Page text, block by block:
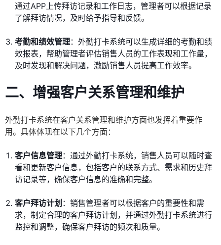
通过APP上传拜访记录和工作日志，管理者可以根据记录
了解拜访情况，及时给予指导和反馈。
考勤和绩效管理：外勤打卡系统可以生成详细的考勤和绩
效报表，帮助管理者评估销售人员的工作表现和工作量，
及时发现和解决问题，激励销售人员提高工作效率。
二、增强客户关系管理和维护
外勤打卡系统在客户关系管理和维护方面也发挥着重要作
用。具体体现在以下几个方面：
客户信息管理：通过外勤打卡系统，销售人员可以随时查
看和更新客户信息，包括客户的联系方式、需求和历史拜
访记录等，确保客户信息的准确和完整。
客户拜访计划 ：销售管理者可以根据客户的重要性和需
求，制定合理的客户拜访计划，并通过外勤打卡系统进行
监控和调整，确保客户拜访的频次和质量。